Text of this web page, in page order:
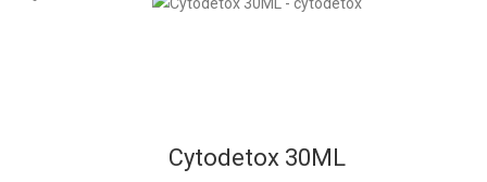
Cytodetox 30ML